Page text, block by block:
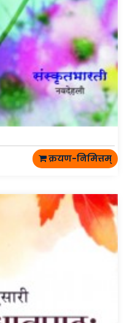
क्रयण-निमित्तम्